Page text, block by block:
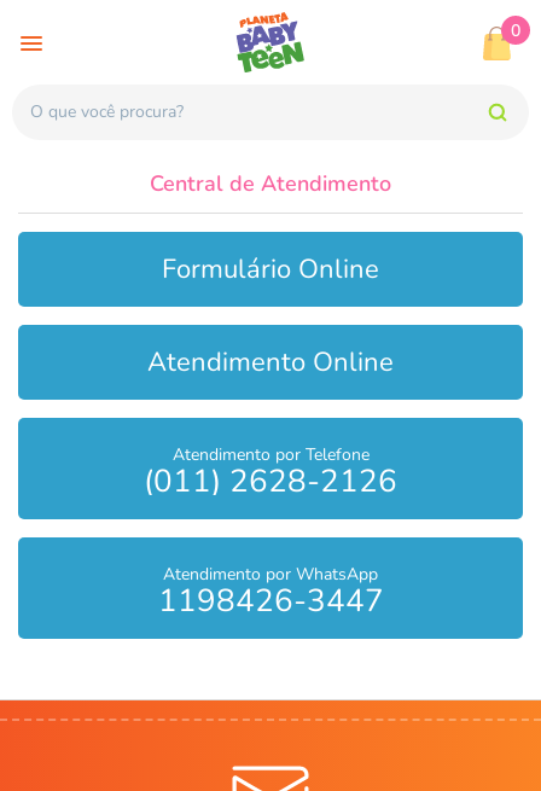
0
Central de Atendimento
Formulário Online
Atendimento Online
Atendimento por Telefone
(011) 2628-2126
Atendimento por WhatsApp
1198426-3447